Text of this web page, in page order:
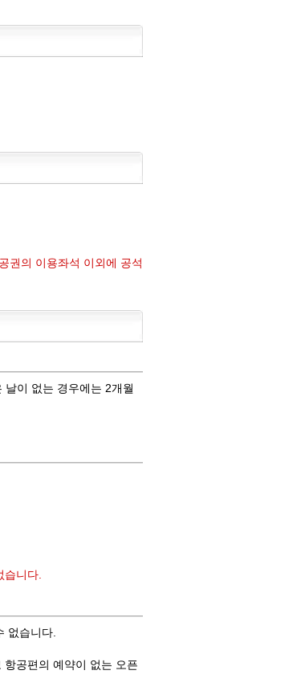
권의 이용좌석 이외에 공석
이 없는 경우에는 2개월
습니다.
없습니다.
공편의 예약이 없는 오픈